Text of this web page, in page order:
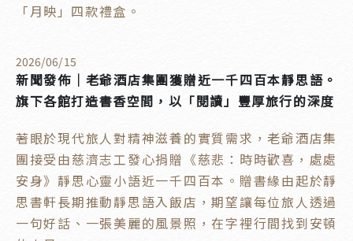
「月映」四款禮盒。
2026/06/15
新聞發佈｜老爺酒店集團獲贈近一千四百本靜思語。
旗下各館打造書香空間，以「閱讀」豐厚旅行的深度
著眼於現代旅人對精神滋養的實質需求，老爺酒店集
團接受由慈濟志工發心捐贈《慈悲：時時歡喜，處處
安身》靜思心靈小語近一千四百本。贈書緣由起於靜
思書軒長期推動靜思語入飯店，期望讓每位旅人透過
一句好話、一張美麗的風景照，在字裡行間找到安頓